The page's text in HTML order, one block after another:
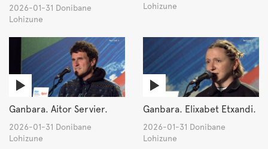
2026-01-31 Donibane
Lohizune
Lohizune
Ganbara. Aitor Servier.
2026-01-31 Donibane
Lohizune
Ganbara. Elixabet Etxandi.
2026-01-31 Donibane
Lohizune